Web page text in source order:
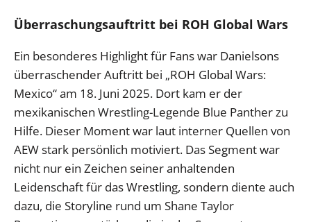
Überraschungsauftritt bei ROH Global Wars
Ein besonderes Highlight für Fans war Danielsons
überraschender Auftritt bei „ROH Global Wars:
Mexico“ am 18. Juni 2025. Dort kam er der
mexikanischen Wrestling-Legende Blue Panther zu
Hilfe. Dieser Moment war laut interner Quellen von
AEW stark persönlich motiviert. Das Segment war
nicht nur ein Zeichen seiner anhaltenden
Leidenschaft für das Wrestling, sondern diente auch
dazu, die Storyline rund um Shane Taylor